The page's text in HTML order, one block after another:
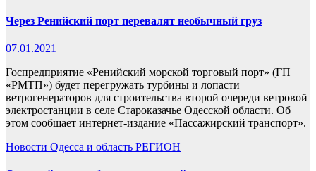
Через Ренийский порт перевалят необычный груз
07.01.2021
Госпредприятие «Ренийский морской торговый порт» (ГП
«РМТП») будет перегружать турбины и лопасти
ветрогенераторов для строительства второй очереди ветровой
электростанции в селе Староказачье Одесской области. Об
этом сообщает интернет-издание «Пассажирский транспорт».
Новости Одесса и область РЕГИОН